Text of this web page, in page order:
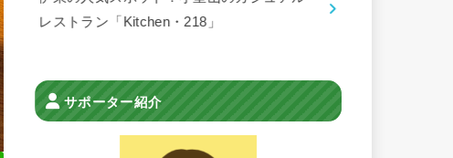
レストラン「Kitchen・218」
サポーター紹介